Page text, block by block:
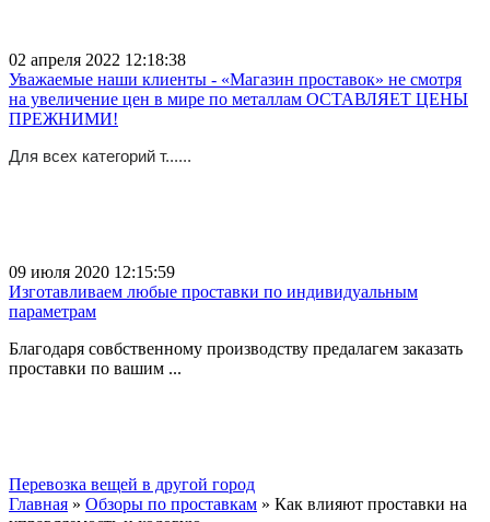
02 апреля 2022 12:18:38
Уважаемые наши клиенты - «Магазин проставок» не смотря
на увеличение цен в мире по металлам ОСТАВЛЯЕТ ЦЕНЫ
ПРЕЖНИМИ!
Для всех категорий т......
09 июля 2020 12:15:59
Изготавливаем любые проставки по индивидуальным
параметрам
Благодаря совбственному производству предалагем заказать
проставки по вашим ...
Перевозка вещей в другой город
Главная » Обзоры по проставкам » Как влияют проставки на